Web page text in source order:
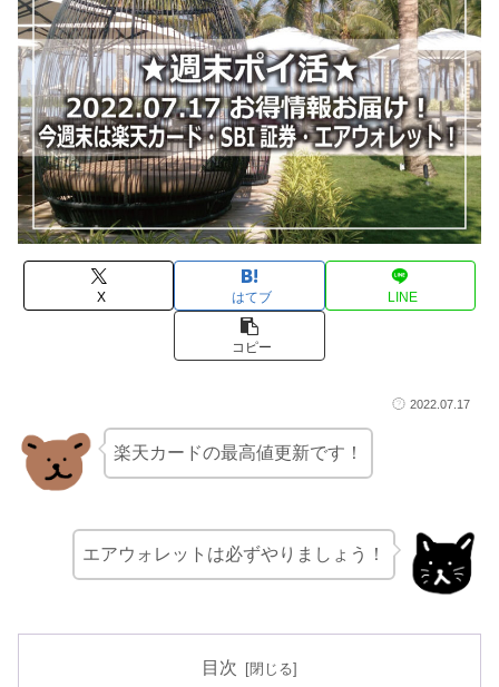
X はてブ LINE
コピー
2022.07.17
楽天カードの最高値更新です！
エアウォレットは必ずやりましょう！
目次